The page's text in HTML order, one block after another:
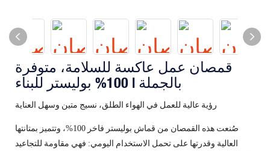
قمصان عمل عاكسة للسلامة، متوفرة
بالجملة | 100% بوليستر للبناء
رؤية عالية للعمل في الهواء الطلق، نسيج متين وسهل العناية
صُنعت هذه القمصان من قماش بوليستر فاخر 100%، وتتميز بمتانتها
العالية وقدرتها على تحمل الاستخدام اليومي: فهي مقاومة للتجاعيد